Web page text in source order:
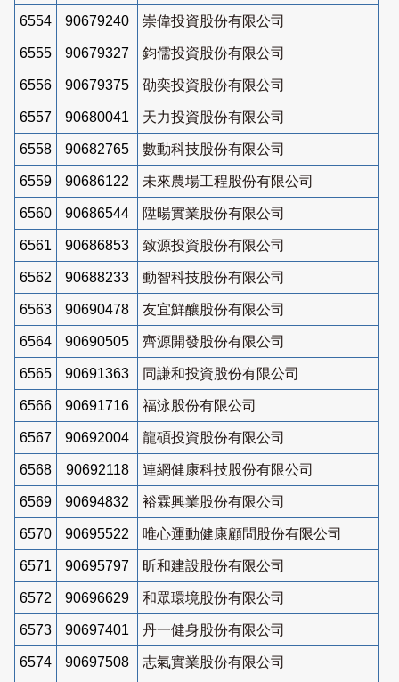
6554 90679240 崇偉投資股份有限公司
6555 90679327 鈞儒投資股份有限公司
6556 90679375 劭奕投資股份有限公司
6557 90680041 天力投資股份有限公司
6558 90682765 數動科技股份有限公司
6559 90686122 未來農場工程股份有限公司
6560 90686544 陞暘實業股份有限公司
6561 90686853 致源投資股份有限公司
6562 90688233 動智科技股份有限公司
6563 90690478 友宜鮮釀股份有限公司
6564 90690505 齊源開發股份有限公司
6565 90691363 同謙和投資股份有限公司
6566 90691716 福泳股份有限公司
6567 90692004 龍碩投資股份有限公司
6568 90692118 連網健康科技股份有限公司
6569 90694832 裕霖興業股份有限公司
6570 90695522 唯心運動健康顧問股份有限公司
6571 90695797 昕和建設股份有限公司
6572 90696629 和眾環境股份有限公司
6573 90697401 丹一健身股份有限公司
6574 90697508 志氣實業股份有限公司